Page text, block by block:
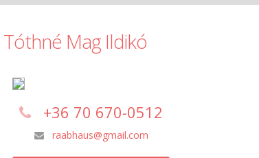
Tóthné Mag Ildikó
+36 70 670-0512
raabhaus@gmail.com